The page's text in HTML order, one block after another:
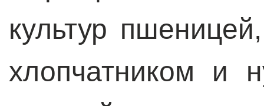
культур
хлопчатником и